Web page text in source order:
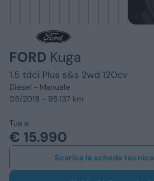
Renault
FORD Kuga
1.5 tdci Plus s&s 2wd 120cv
Diesel - Manuale
05/2018 - 95.137 km
Tua a:
€ 15.990
Scarica la scheda tecnica